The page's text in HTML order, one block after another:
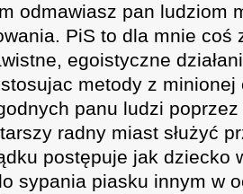
odmawiasz pan ludziom
PiS to dla mnie coś
egoistyczne
metody z
panu ludzi
radny miast służyć
postępuje jak dziecko
sypania piasku innym w